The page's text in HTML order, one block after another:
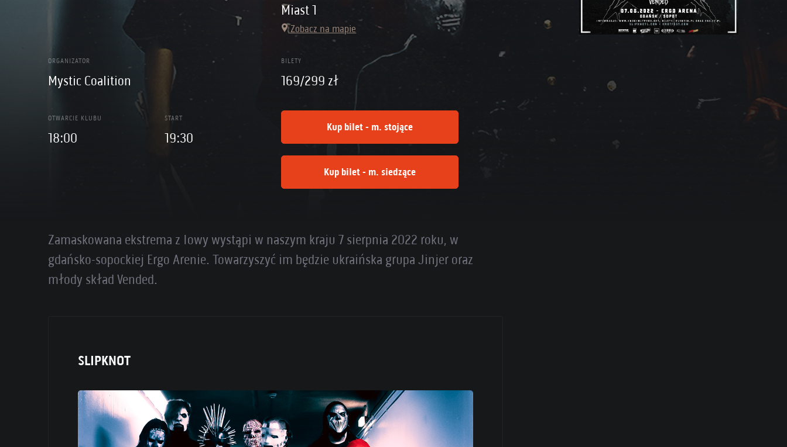
Miast 1
Zobacz na mapie
ORGANIZATOR
Mystic Coalition
BILETY
169/299 zł
OTWARCIE KLUBU
18:00
START
19:30
Kup bilet - m. stojące
Kup bilet - m. siedzące
Zamaskowana ekstrema z Iowy wystąpi w naszym kraju 7 sierpnia 2022 roku, w
gdańsko-sopockiej Ergo Arenie. Towarzyszyć im będzie ukraińska grupa Jinjer oraz
młody skład Vended.
SLIPKNOT